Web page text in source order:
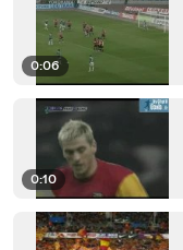
0:06
0:10